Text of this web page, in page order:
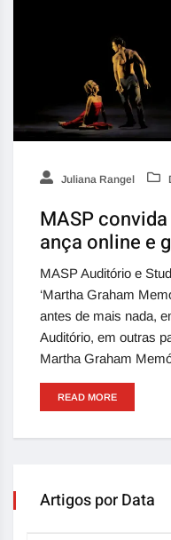
Juliana Rangel
MASP
ança online e
MASP Auditório e
‘Martha Graham
antes de mais nada,
Auditório, em outras
Martha Graham
READ MORE
Artigos por Data